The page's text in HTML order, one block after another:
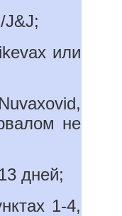
или
не
дней;
1-4,